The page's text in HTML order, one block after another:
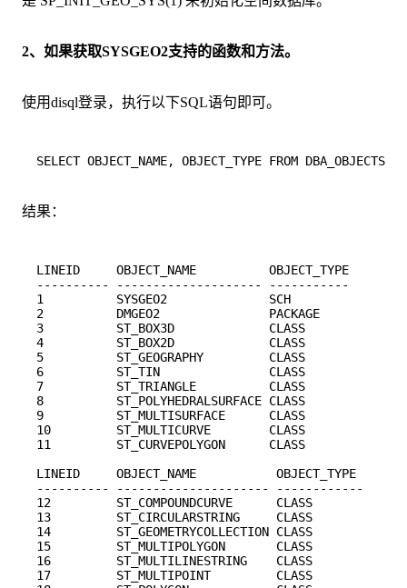
2、如果获取SYSGEO2支持的函数和方法。
使用disql登录，执行以下SQL语句即可。
结果：
LINEID     OBJECT_NAME          OBJECT_TYPE
---------- -------------------- -----------
1          SYSGEO2              SCH
2          DMGEO2               PACKAGE
3          ST_BOX3D             CLASS
4          ST_BOX2D             CLASS
5          ST_GEOGRAPHY         CLASS
6          ST_TIN               CLASS
7          ST_TRIANGLE          CLASS
8          ST_POLYHEDRALSURFACE CLASS
9          ST_MULTISURFACE      CLASS
10         ST_MULTICURVE        CLASS
11         ST_CURVEPOLYGON      CLASS
LINEID     OBJECT_NAME           OBJECT_TYPE
---------- --------------------- ------------
12         ST_COMPOUNDCURVE      CLASS
13         ST_CIRCULARSTRING     CLASS
14         ST_GEOMETRYCOLLECTION CLASS
15         ST_MULTIPOLYGON       CLASS
16         ST_MULTILINESTRING    CLASS
17         ST_MULTIPOINT         CLASS